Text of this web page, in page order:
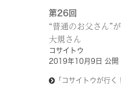
第26回
“普通のお父さん
大規さん
コサイトウ
2019年10月9日 公開
「コサイトウが行く